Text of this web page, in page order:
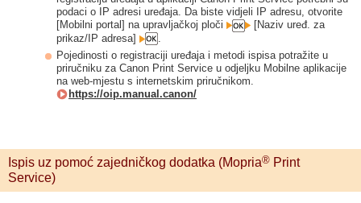
podaci o IP adresi uređaja. Da biste vidjeli IP adresu, otvorite
[Mobilni portal] na upravljačkoj ploči
[Naziv uređ. za
prikaz/IP adresa]
Pojedinosti o registraciji uređaja i metodi ispisa potražite u
priručniku za Canon Print Service u odjeljku Mobilne aplikacije
na web-mjestu s internetskim priručnikom.
https://oip.manual.canon/
Ispis uz pomoć zajedničkog dodatka (Mopria® Print
Service)